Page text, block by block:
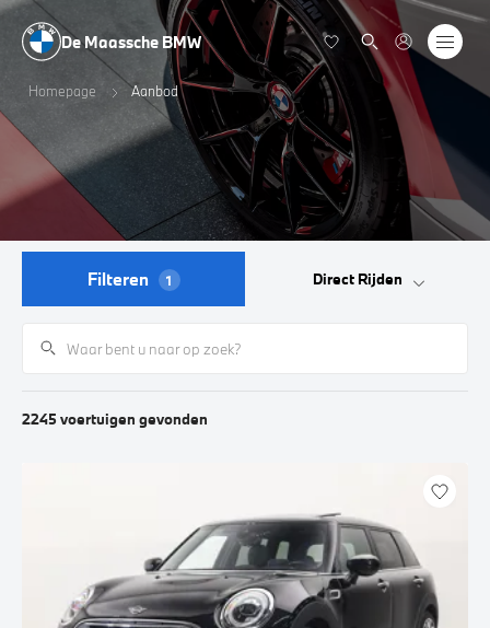
De Maassche BMW
Homepage Aanbod
Filteren 1 Direct Rijden
2245 voertuigen gevonden